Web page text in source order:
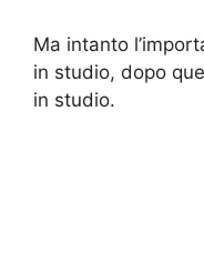
Ma intanto
in studio, dopo
in studio.